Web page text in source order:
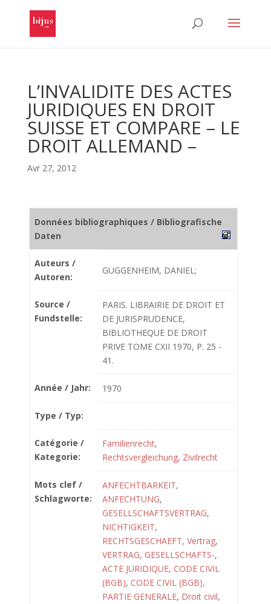
L’INVALIDITE DES ACTES
JURIDIQUES EN DROIT
SUISSE ET COMPARE – LE
DROIT ALLEMAND –
Avr 27, 2012
Données bibliographiques / Bibliografische
Daten
Auteurs /
Autoren:
GUGGENHEIM, DANIEL;
Source /
Fundstelle:
PARIS. LIBRAIRIE DE DROIT ET
DE JURISPRUDENCE,
BIBLIOTHEQUE DE DROIT
PRIVE TOME CXII 1970, P. 25 -
41.
Année / Jahr: 1970
Type / Typ:
Catégorie /
Kategorie:
Familienrecht,
Rechtsvergleichung, Zivilrecht
Mots clef /
Schlagworte:
ANFECHTBARKEIT,
ANFECHTUNG,
GESELLSCHAFTSVERTRAG,
NICHTIGKEIT,
RECHTSGESCHAEFT, Vertrag,
VERTRAG, GESELLSCHAFTS-,
ACTE JURIDIQUE, CODE CIVIL
(BGB), CODE CIVIL (BGB),
PARTIE GENERALE, Droit civil,